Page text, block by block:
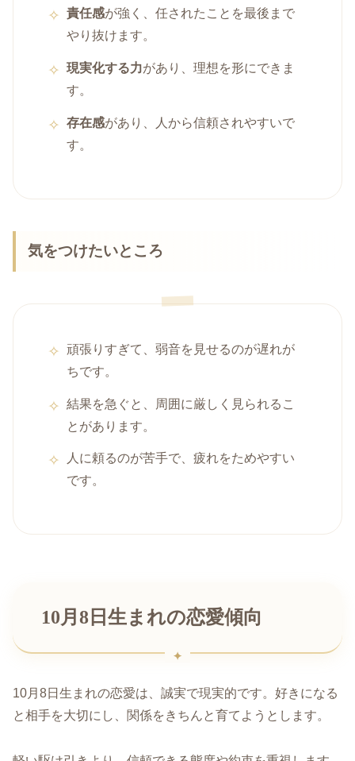
責任感が強く、任されたことを最後まで
やり抜けます。
現実化する力があり、理想を形にできま
す。
存在感があり、人から信頼されやすいで
す。
気をつけたいところ
頑張りすぎて、弱音を見せるのが遅れが
ちです。
結果を急ぐと、周囲に厳しく見られるこ
とがあります。
人に頼るのが苦手で、疲れをためやすい
です。
10月8日生まれの恋愛傾向
10月8日生まれの恋愛は、誠実で現実的です。好きになる
と相手を大切にし、関係をきちんと育てようとします。